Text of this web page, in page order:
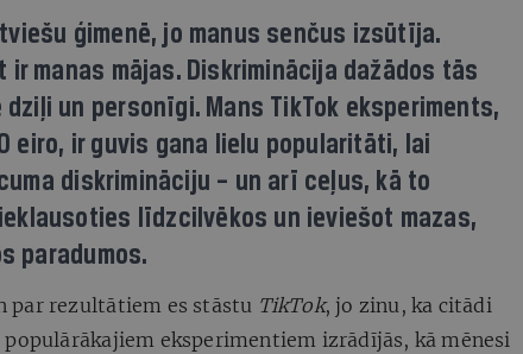
ģimenē, jo manus senčus izsūtīja.
manas mājas. Diskriminācija dažādos tās
un personīgi. Mans TikTok eksperiments,
eiro, ir guvis gana lielu popularitāti, lai
diskrimināciju – un arī ceļus, kā to
līdzcilvēkos un ieviešot mazas,
paradumos.
par rezultātiem es stāstu TikTok, jo zinu, ka citādi
populārākajiem eksperimentiem izrādījās, kā mēnesi